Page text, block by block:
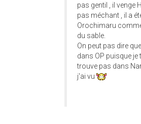
pas gentil , il venge
pas méchant , il a
Orochimaru
du sable.
On peut pas dire
dans OP puisque je
trouve pas dans
j'ai vu